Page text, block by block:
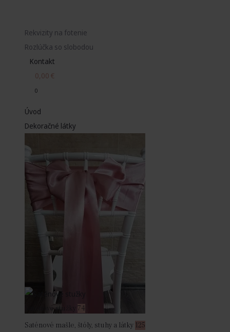
Rekvizity na fotenie
Rozlúčka so slobodou
Kontakt
0,00 €
0
Úvod
Dekoračné látky
Saténové mašle, štóly, stuhy a látky 125
Saténové stužky 74